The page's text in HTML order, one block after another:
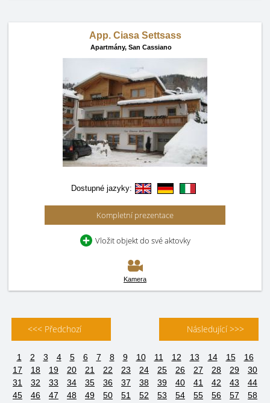
App. Ciasa Settsass
Apartmány, San Cassiano
Dostupné jazyky:
Kompletní prezentace
Vložit objekt do své aktovky
Kamera
<<< Předchozí Následující >>>
1 2 3 4 5 6 7 8 9 10 11 12 13 14 15
16
17
18 19 20 21 22 23 24 25 26 27 28 29
30
31
32 33 34 35 36 37 38 39 40 41 42 43
44
45
46 47 48 49 50 51 52 53 54 55 56 57
58